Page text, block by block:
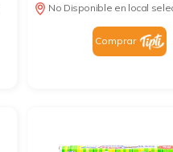
No Disponible en local
Comprar